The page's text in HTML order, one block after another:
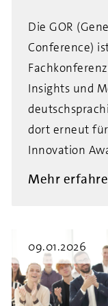
Die GOR
Conference)
Insights und
dort erneut
Innovation
Mehr
09.01.2026